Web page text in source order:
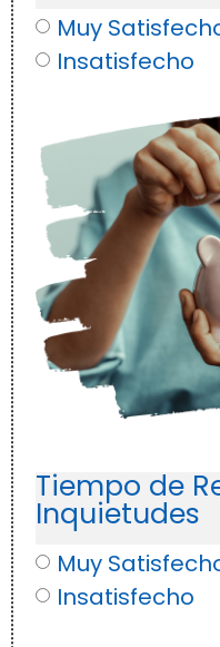
Muy
Insatisfecho
Tiempo de
Inquietudes
Muy
Insatisfecho